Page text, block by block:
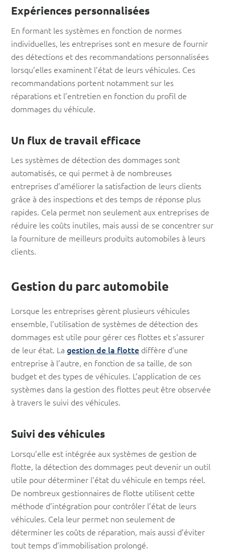
Expériences personnalisées
En formant les systèmes en fonction de normes
individuelles, les entreprises sont en mesure de fournir
des détections et des recommandations personnalisées
lorsqu’elles examinent l’état de leurs véhicules. Ces
recommandations portent notamment sur les
réparations et l’entretien en fonction du profil de
dommages du véhicule.
Un flux de travail efficace
Les systèmes de détection des dommages sont
automatisés, ce qui permet à de nombreuses
entreprises d’améliorer la satisfaction de leurs clients
grâce à des inspections et des temps de réponse plus
rapides. Cela permet non seulement aux entreprises de
réduire les coûts inutiles, mais aussi de se concentrer sur
la fourniture de meilleurs produits automobiles à leurs
clients.
Gestion du parc automobile
Lorsque les entreprises gèrent plusieurs véhicules
ensemble, l’utilisation de systèmes de détection des
dommages est utile pour gérer ces flottes et s’assurer
de leur état. La gestion de la flotte diffère d’une
entreprise à l’autre, en fonction de sa taille, de son
budget et des types de véhicules. L’application de ces
systèmes dans la gestion des flottes peut être observée
à travers le suivi des véhicules.
Suivi des véhicules
Lorsqu’elle est intégrée aux systèmes de gestion de
flotte, la détection des dommages peut devenir un outil
utile pour déterminer l’état du véhicule en temps réel.
De nombreux gestionnaires de flotte utilisent cette
méthode d’intégration pour contrôler l’état de leurs
véhicules. Cela leur permet non seulement de
déterminer les coûts de réparation, mais aussi d’éviter
tout temps d’immobilisation prolongé.